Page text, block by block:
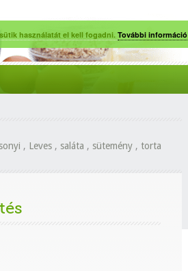
, Leves , saláta , sütemény , torta
használatát el kell fogadni. További információ